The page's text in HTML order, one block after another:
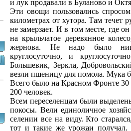
и лук продавали в Буланово и
Эти овощи пользовались
километрах от хутора. Там течет
не замерзает. И в том месте, где
на крыльчатое деревянное
жернова. Не надо было
круглосуточно, и
Большевик, Зеркла,
везли пшеницу для помола. Мука
Всего было на Красном Фронте 30
200 человек.
Всем переселенцам были
покосы. Вели единоличное
селении все на виду. Кто
тот и такие же урожаи получал.